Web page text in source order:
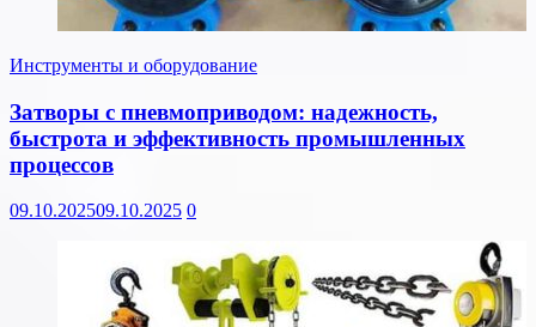
Инструменты и оборудование
Затворы с пневмоприводом: надежность,
быстрота и эффективность промышленных
процессов
09.10.202509.10.2025 0